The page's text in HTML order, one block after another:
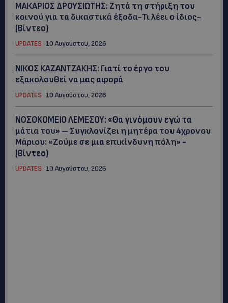
ΜΑΚΑΡΙΟΣ ΔΡΟΥΣΙΩΤΗΣ: Ζητά τη στήριξη του
κοινού για τα δικαστικά έξοδα-Τι λέει ο ίδιος-
(Βίντεο)
UPDATES 10 Αυγούστου, 2026
ΝΙΚΟΣ ΚΑΖΑΝΤΖΑΚΗΣ: Γιατί το έργο του
εξακολουθεί να μας αφορά
UPDATES 10 Αυγούστου, 2026
ΝΟΣΟΚΟΜΕΙΟ ΛΕΜΕΣΟΥ: «Θα γινόμουν εγώ τα
μάτια του» – Συγκλονίζει η μητέρα του 4χρονου
Μάριου: «Ζούμε σε μια επικίνδυνη πόλη» -
(Βίντεο)
UPDATES 10 Αυγούστου, 2026